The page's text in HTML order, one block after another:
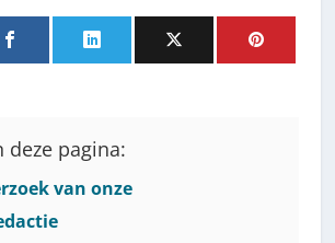
deze pagina:
van onze